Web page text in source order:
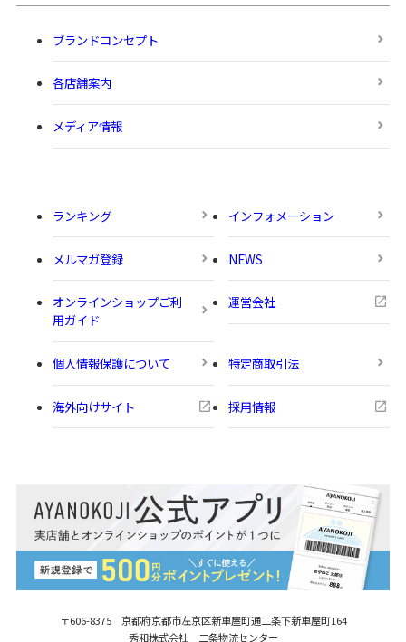
〒606-8375 京都府京都市左京区新車屋町通二条下新車屋町164
秀和株式会社 二条物流センター
ブランドコンセプト
各店舗案内
メディア情報
ランキング インフォメーション
メルマガ登録 NEWS
オンラインショップご利
用ガイド
運営会社
個人情報保護について 特定商取引法
海外向けサイト 採用情報